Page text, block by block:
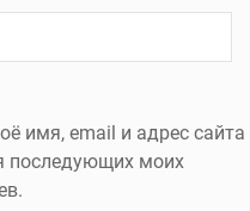
имя, email и адрес сайта
последующих моих